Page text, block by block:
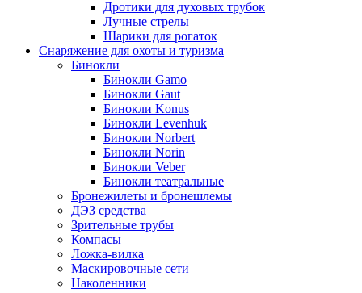
Дротики для духовых трубок
Лучные стрелы
Шарики для рогаток
Снаряжение для охоты и туризма
Бинокли
Бинокли Gamo
Бинокли Gaut
Бинокли Konus
Бинокли Levenhuk
Бинокли Norbert
Бинокли Norin
Бинокли Veber
Бинокли театральные
Бронежилеты и бронешлемы
ДЭЗ средства
Зрительные трубы
Компасы
Ложка-вилка
Маскировочные сети
Наколенники